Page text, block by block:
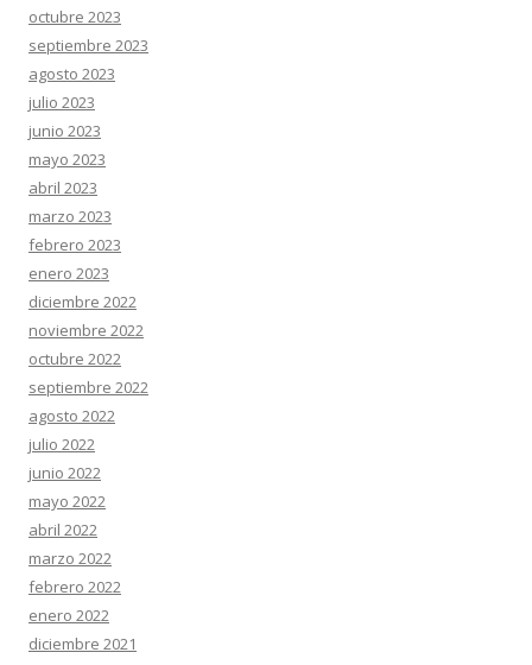
octubre 2023
septiembre 2023
agosto 2023
julio 2023
junio 2023
mayo 2023
abril 2023
marzo 2023
febrero 2023
enero 2023
diciembre 2022
noviembre 2022
octubre 2022
septiembre 2022
agosto 2022
julio 2022
junio 2022
mayo 2022
abril 2022
marzo 2022
febrero 2022
enero 2022
diciembre 2021